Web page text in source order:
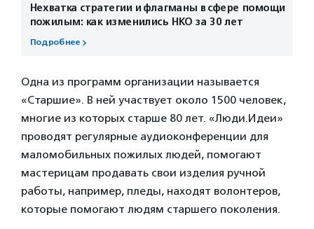
Нехватка стратегии и флагманы в сфере помощи
пожилым: как изменились НКО за 30 лет
Подробнее
Одна из программ организации называется
«Старшие». В ней участвует около 1500 человек,
многие из которых старше 80 лет. «Люди.Идеи»
проводят регулярные аудиоконференции для
маломобильных пожилых людей, помогают
мастерицам продавать свои изделия ручной
работы, например, пледы, находят волонтеров,
которые помогают людям старшего поколения.